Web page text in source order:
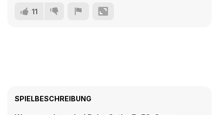
11
SPIELBESCHREIBUNG